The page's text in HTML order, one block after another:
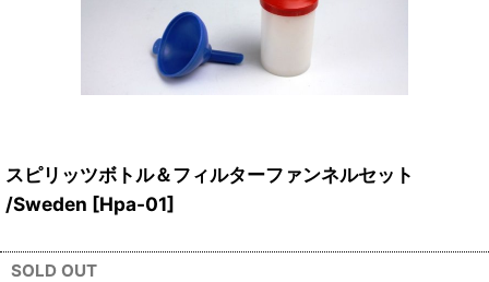
スピリッツボトル＆フィルターファンネルセット
/Sweden [Hpa-01]
SOLD OUT